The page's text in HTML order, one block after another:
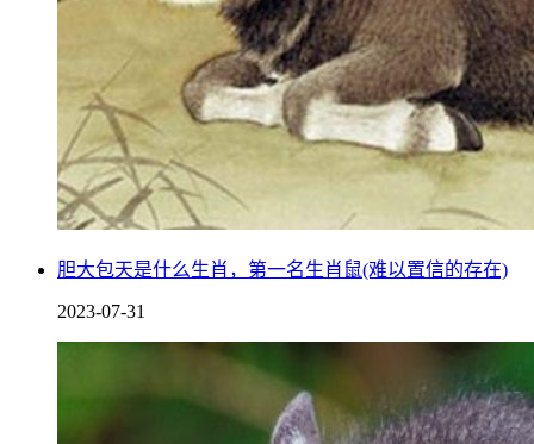
胆大包天是什么生肖，第一名生肖鼠(难以置信的存在)
2023-07-31